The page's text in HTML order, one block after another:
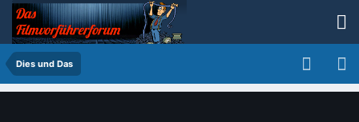
Dies und Das